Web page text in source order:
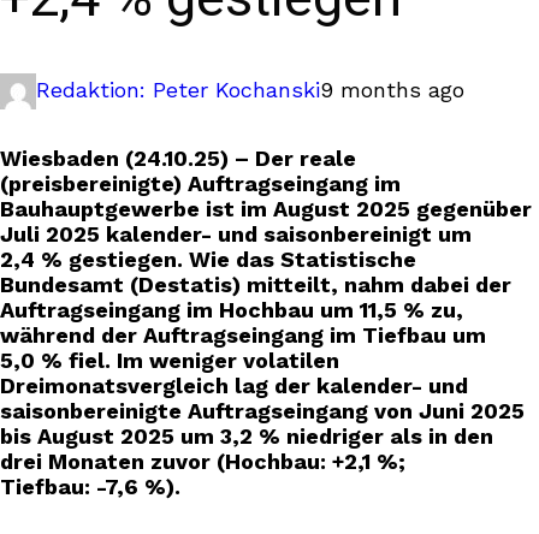
Redaktion: Peter Kochanski9 months ago
Wiesbaden (24.10.25) – Der reale
(preisbereinigte) Auftragseingang im
Bauhauptgewerbe ist im August 2025 gegenüber
Juli 2025 kalender- und saisonbereinigt um
2,4 % gestiegen. Wie das Statistische
Bundesamt (Destatis) mitteilt, nahm dabei der
Auftragseingang im Hochbau um 11,5 % zu,
während der Auftragseingang im Tiefbau um
5,0 % fiel. Im weniger volatilen
Dreimonatsvergleich lag der kalender- und
saisonbereinigte Auftragseingang von Juni 2025
bis August 2025 um 3,2 % niedriger als in den
drei Monaten zuvor (Hochbau: +2,1 %;
Tiefbau: -7,6 %).